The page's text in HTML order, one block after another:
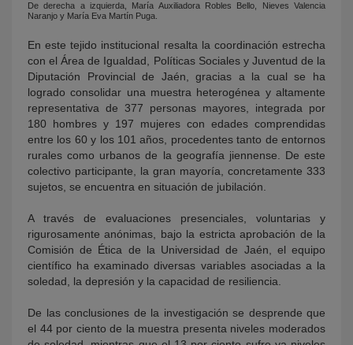
De derecha a izquierda, María Auxiliadora Robles Bello, Nieves Valencia
Naranjo y María Eva Martín Puga.
En este tejido institucional resalta la coordinación estrecha
con el Área de Igualdad, Políticas Sociales y Juventud de la
Diputación Provincial de Jaén, gracias a la cual se ha
logrado consolidar una muestra heterogénea y altamente
representativa de 377 personas mayores, integrada por
180 hombres y 197 mujeres con edades comprendidas
entre los 60 y los 101 años, procedentes tanto de entornos
rurales como urbanos de la geografía jiennense. De este
colectivo participante, la gran mayoría, concretamente 333
sujetos, se encuentra en situación de jubilación.
A través de evaluaciones presenciales, voluntarias y
rigurosamente anónimas, bajo la estricta aprobación de la
Comisión de Ética de la Universidad de Jaén, el equipo
científico ha examinado diversas variables asociadas a la
soledad, la depresión y la capacidad de resiliencia.
De las conclusiones de la investigación se desprende que
el 44 por ciento de la muestra presenta niveles moderados